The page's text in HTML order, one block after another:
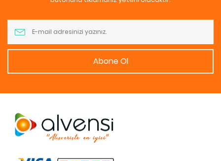
Abone Ol